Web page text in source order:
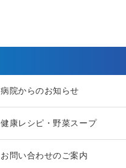
病院からのお知らせ
健康レシピ・野菜スープ
お問い合わせのご案内